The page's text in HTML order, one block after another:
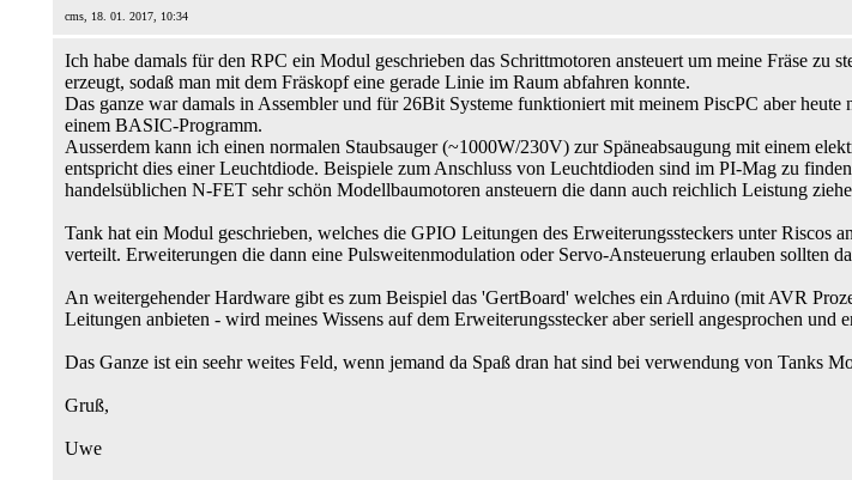
cms, 18. 01. 2017, 10:34
Ich habe damals für den RPC ein Modul geschrieben das Schrittmotoren ansteuert um meine Fräse
erzeugt, sodaß man mit dem Fräskopf eine gerade Linie im Raum abfahren konnte.
Das ganze war damals in Assembler und für 26Bit Systeme funktioniert mit meinem PiscPC aber
einem BASIC-Programm.
Ausserdem kann ich einen normalen Staubsauger (~1000W/230V) zur Späneabsaugung mit einem
entspricht dies einer Leuchtdiode. Beispiele zum Anschluss von Leuchtdioden sind im PI-Mag zu
handelsüblichen N-FET sehr schön Modellbaumotoren ansteuern die dann auch reichlich Leistung
Tank hat ein Modul geschrieben, welches die GPIO Leitungen des Erweiterungssteckers unter Riscos
verteilt. Erweiterungen die dann eine Pulsweitenmodulation oder Servo-Ansteuerung erlauben sollten
An weitergehender Hardware gibt es zum Beispiel das 'GertBoard' welches ein Arduino (mit AVR
Leitungen anbieten - wird meines Wissens auf dem Erweiterungsstecker aber seriell angesprochen
Das Ganze ist ein seehr weites Feld, wenn jemand da Spaß dran hat sind bei verwendung von Tanks
Gruß,
Uwe